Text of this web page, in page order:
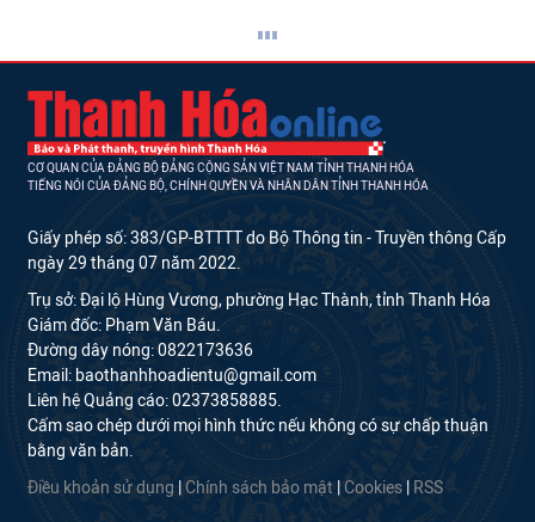
CƠ QUAN CỦA ĐẢNG BỘ ĐẢNG CỘNG SẢN VIỆT NAM TỈNH THANH HÓA
TIẾNG NÓI CỦA ĐẢNG BỘ, CHÍNH QUYỀN VÀ NHÂN DÂN TỈNH THANH HÓA
Giấy phép số: 383/GP-BTTTT do Bộ Thông tin - Truyền thông Cấp
ngày 29 tháng 07 năm 2022.
Trụ sở: Đại lộ Hùng Vương, phường Hạc Thành, tỉnh Thanh Hóa
Giám đốc: Phạm Văn Báu.
Đường dây nóng: 0822173636
Email: baothanhhoadientu@gmail.com
Liên hệ Quảng cáo: 02373858885.
Cấm sao chép dưới mọi hình thức nếu không có sự chấp thuận
bằng văn bản.
Điều khoản sử dụng Chính sách bảo mật Cookies RSS